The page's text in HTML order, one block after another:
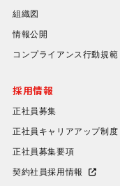
組織図
情報公開
コンプライアンス行動規範
採用情報
正社員募集
正社員キャリアアップ制度
正社員募集要項
契約社員採用情報